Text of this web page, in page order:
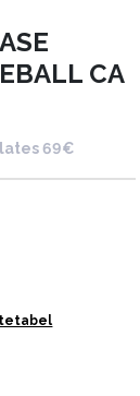
CA
69€